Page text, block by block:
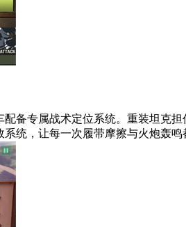
备专属战术定位系统。重装坦克
统，让每一次履带摩擦与火炮轰鸣